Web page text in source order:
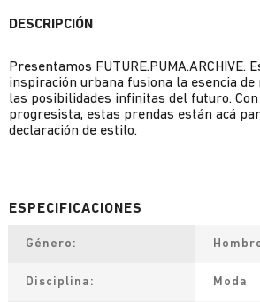
DESCRIPCIÓN
Presentamos FUTURE.PUMA.ARCHIVE.
inspiración urbana fusiona la esencia de
las posibilidades infinitas del futuro.
progresista, estas prendas están acá
declaración de estilo.
Género
Disciplina Moda